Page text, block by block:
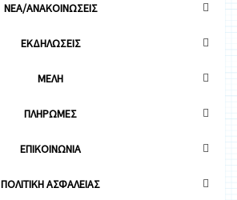
ΝΕΑ/ΑΝΑΚΟΙΝΩΣΕΙΣ
ΕΚΔΗΛΩΣΕΙΣ
ΜΕΛΗ
ΠΛΗΡΩΜΕΣ
ΕΠΙΚΟΙΝΩΝΙΑ
ΠΟΛΙΤΙΚΗ ΑΣΦΑΛΕΙΑΣ